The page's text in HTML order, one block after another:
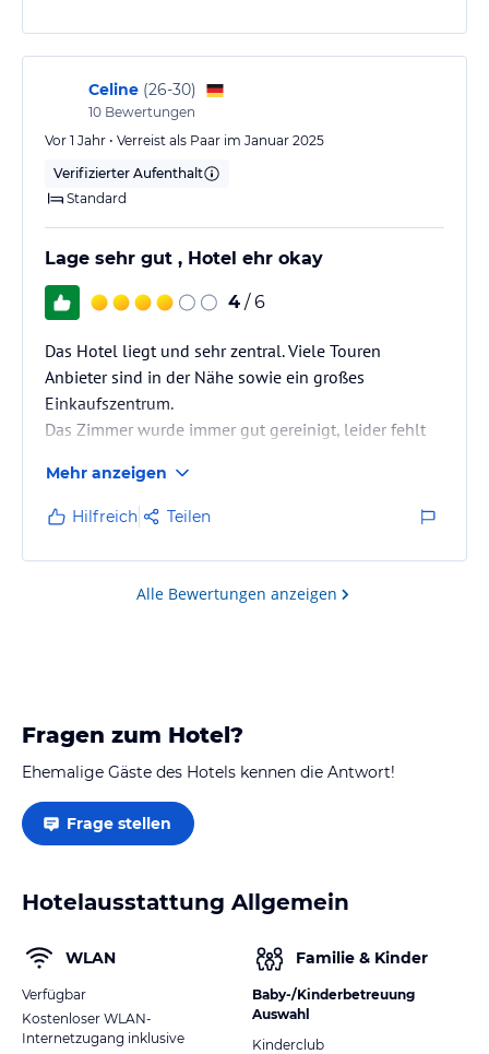
Celine (26-30)
10 Bewertungen
Vor 1 Jahr • Verreist als Paar im Januar 2025
Verifizierter Aufenthalt
Standard
Lage sehr gut , Hotel ehr okay
4 / 6
Das Hotel liegt und sehr zentral. Viele Touren
Anbieter sind in der Nähe sowie ein großes
Einkaufszentrum.
Das Zimmer wurde immer gut gereinigt, leider fehlt
wirklich sehr schlecht).
Frühstück war okay. Wir würden nur rein zum
übernachten wieder kommen da es mit das
günstigste war hier in der Region.
Überall steht schöne Weihnachtsdeko 😄
Mehr anzeigen
Hilfreich Teilen
Alle Bewertungen anzeigen
Fragen zum Hotel?
Ehemalige Gäste des Hotels kennen die Antwort!
Frage stellen
Hotelausstattung Allgemein
WLAN
Verfügbar
Kostenloser WLAN-
Internetzugang inklusive
Familie & Kinder
Baby-/Kinderbetreuung
Auswahl
Kinderclub